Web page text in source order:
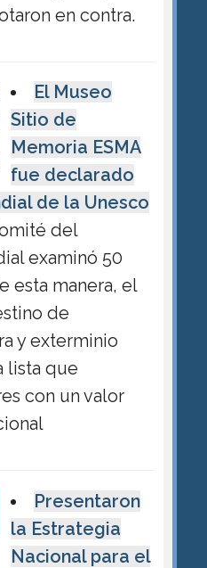
en contra.
El Museo
Sitio de
Memoria ESMA
fue declarado
de la Unesco
del
examinó 50
esta manera, el
de
y exterminio
lista que
con un valor
Presentaron
la Estrategia
Nacional para el